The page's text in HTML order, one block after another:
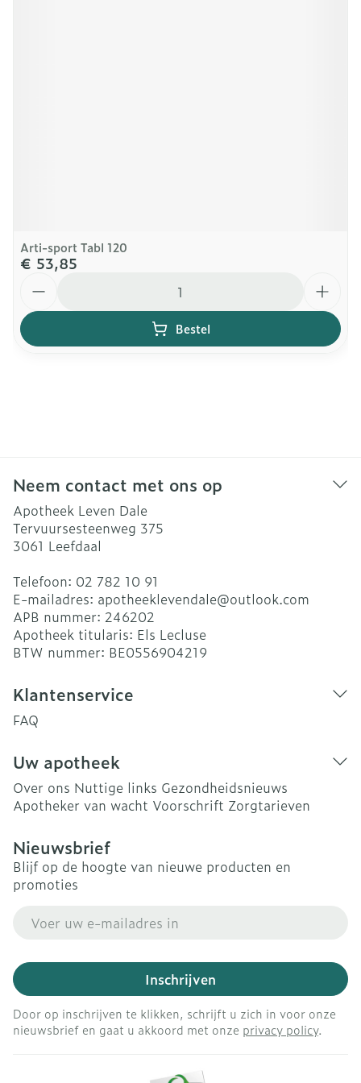
Arti-sport Tabl 120
€ 53,85
Bestel
Neem contact met ons op
Apotheek Leven Dale
Tervuursesteenweg 375
3061 Leefdaal
Telefoon: 02 782 10 91
E-mailadres: apotheeklevendale@outlook.com
APB nummer: 246202
Apotheek titularis: Els Lecluse
BTW nummer: BE0556904219
Klantenservice
FAQ
Uw apotheek
Over ons Nuttige links Gezondheidsnieuws
Apotheker van wacht Voorschrift Zorgtarieven
Nieuwsbrief
Blijf op de hoogte van nieuwe producten en
promoties
Inschrijven
Door op inschrijven te klikken, schrijft u zich in voor onze
nieuwsbrief en gaat u akkoord met onze privacy policy.